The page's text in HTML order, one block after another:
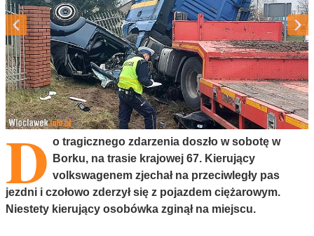
D o tragicznego zdarzenia doszło w sobotę w
Borku, na trasie krajowej 67. Kierujący
volkswagenem zjechał na przeciwległy pas
jezdni i czołowo zderzył się z pojazdem ciężarowym.
Niestety kierujący osobówka zginął na miejscu.